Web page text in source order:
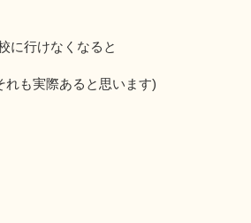
に行けなくなると
も実際あると思います)